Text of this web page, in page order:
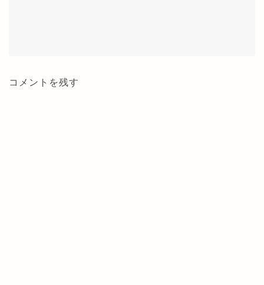
コメントを残す